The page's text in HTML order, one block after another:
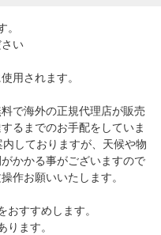
い
用されます。
で海外の正規代理店が販売
るまでのお手配をしていま
しておりますが、天候や物
かかる事がございますので
作お願いいたします。
すすめします。
ます。